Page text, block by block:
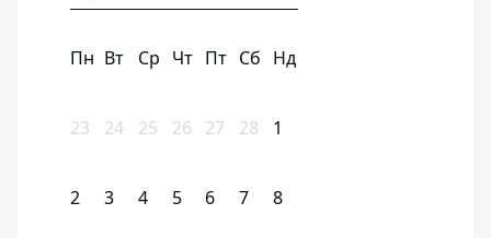
Пн Вт Ср Чт Пт Сб Нд
23 24 25 26 27 28 1
2 3 4 5 6 7 8